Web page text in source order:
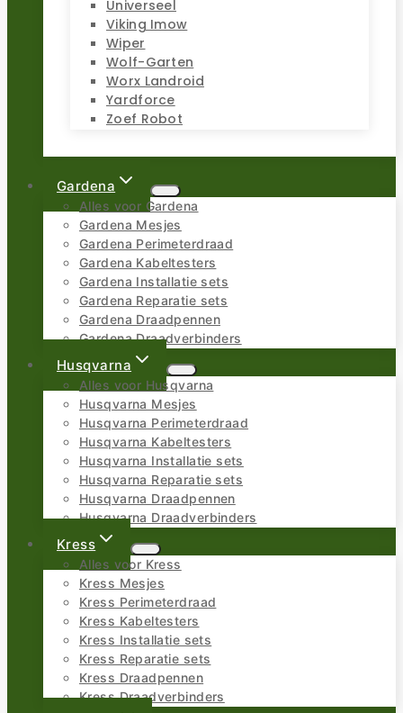
Universeel
Viking Imow
Wiper
Wolf-Garten
Worx Landroid
Yardforce
Zoef Robot
Gardena
Alles voor Gardena
Gardena Mesjes
Gardena Perimeterdraad
Gardena Kabeltesters
Gardena Installatie sets
Gardena Reparatie sets
Gardena Draadpennen
Gardena Draadverbinders
Husqvarna
Alles voor Husqvarna
Husqvarna Mesjes
Husqvarna Perimeterdraad
Husqvarna Kabeltesters
Husqvarna Installatie sets
Husqvarna Reparatie sets
Husqvarna Draadpennen
Husqvarna Draadverbinders
Kress
Alles voor Kress
Kress Mesjes
Kress Perimeterdraad
Kress Kabeltesters
Kress Installatie sets
Kress Reparatie sets
Kress Draadpennen
Kress Draadverbinders